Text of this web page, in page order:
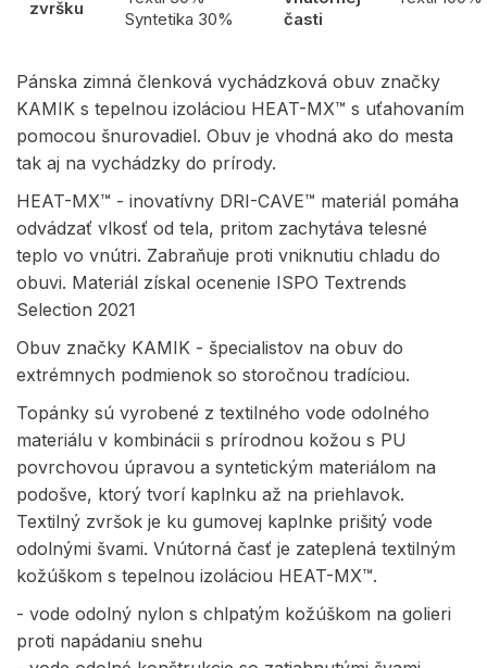
zvršku
Syntetika 30%
časti
Pánska zimná členková vychádzková obuv značky
KAMIK s tepelnou izoláciou HEAT-MX™ s uťahovaním
pomocou šnurovadiel. Obuv je vhodná ako do mesta
tak aj na vychádzky do prírody.
HEAT-MX™ - inovatívny DRI-CAVE™ materiál pomáha
odvádzať vlkosť od tela, pritom zachytáva telesné
teplo vo vnútri. Zabraňuje proti vniknutiu chladu do
obuvi. Materiál získal ocenenie ISPO Textrends
Selection 2021
Obuv značky KAMIK - špecialistov na obuv do
extrémnych podmienok so storočnou tradíciou.
Topánky sú vyrobené z textilného vode odolného
materiálu v kombinácii s prírodnou kožou s PU
povrchovou úpravou a syntetickým materiálom na
podošve, ktorý tvorí kaplnku až na priehlavok.
Textilný zvršok je ku gumovej kaplnke prišitý vode
odolnými švami. Vnútorná časť je zateplená textilným
kožúškom s tepelnou izoláciou HEAT-MX™.
- vode odolný nylon s chlpatým kožúškom na golieri
proti napádaniu snehu